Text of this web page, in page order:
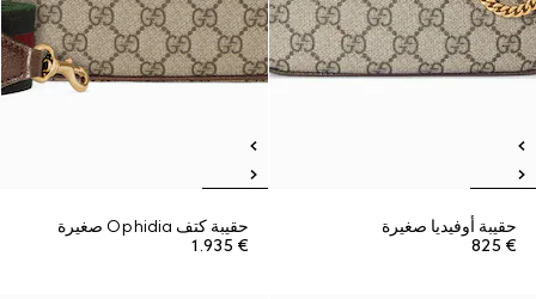
حقيبة أوفيديا صغيرة
€ 825
حقيبة كتف Ophidia صغيرة
€ 1.935